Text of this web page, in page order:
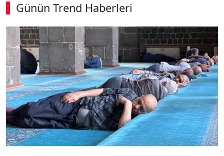
Günün Trend Haberleri
00:02 / 02:14
Sesi Aç